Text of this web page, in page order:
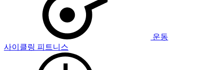
운동
사이클링 피트니스